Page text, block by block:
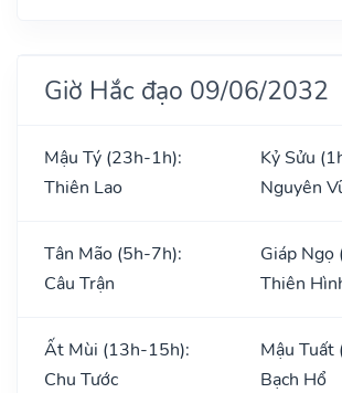
Giờ Hắc đạo 09/06/2032
Mậu Tý (23h-1h):
Thiên Lao
Kỷ Sửu
Nguyên
Tân Mão (5h-7h):
Câu Trận
Giáp
Thiên
Ất Mùi (13h-15h):
Chu Tước
Mậu
Bạch Hổ